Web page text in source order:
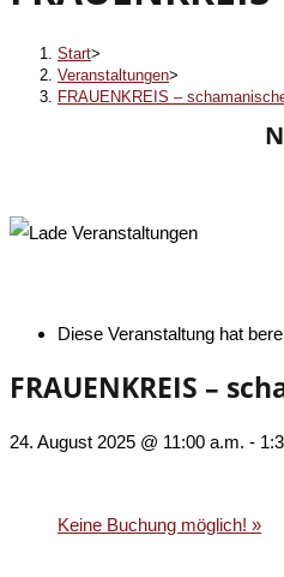
Start>
Veranstaltungen>
FRAUENKREIS –
Diese Veranstaltung hat
FRAUENKREIS –
24. August 2025 @ 11:00 a.m. -
Keine Buchung möglich! »